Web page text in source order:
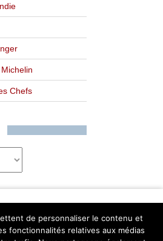
Chefs
de personnaliser le contenu et
fonctionnalités relatives aux médias